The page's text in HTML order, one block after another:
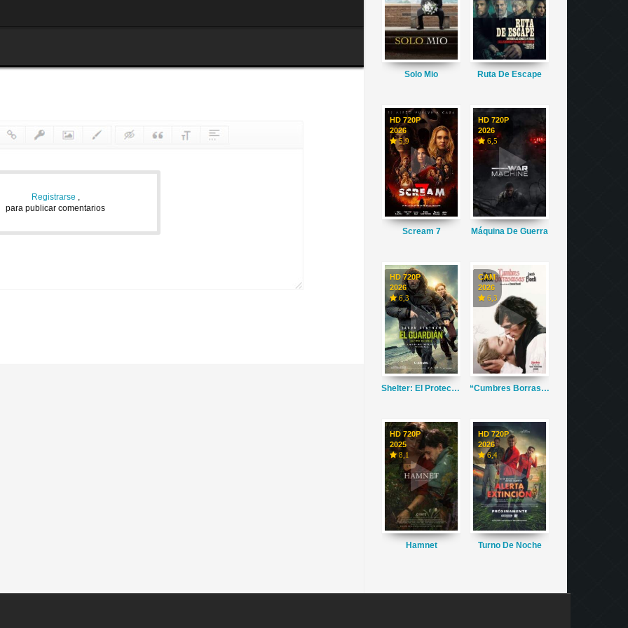
Registrarse ,
para publicar comentarios
Solo Mio Ruta De Escape
HD 720P
2026
5,9
Scream 7
HD 720P
2026
6,5
Máquina De Guerra
HD 720P
2026
6,3
Shelter: El Protector
CAM
2026
6,3
“Cumbres Borrascosas”
HD 720P
2025
8,1
Hamnet
HD 720P
2026
6,4
Turno De Noche